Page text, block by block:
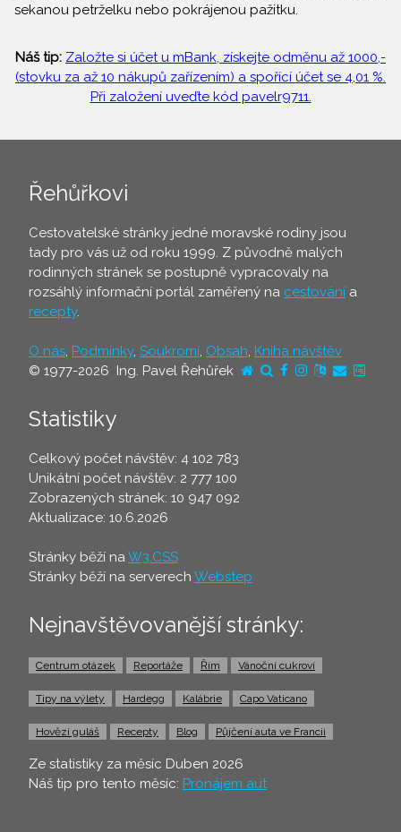
sekanou petrželku nebo pokrájenou pažitku.
Náš tip: Založte si účet u mBank, získejte odměnu až 1000,-
(stovku za až 10 nákupů zařízením) a spořící účet se 4,01 %.
Při založení uveďte kód pavelr9711.
Řehůřkovi
Cestovatelské stránky jedné moravské rodiny jsou
tady pro vás už od roku 1999. Z původně malých
rodinných stránek se postupně vypracovaly na
rozsáhlý informační portál zaměřený na cestování a
recepty.
O nás, Podmínky, Soukromí, Obsah, Kniha návštěv
© 1977-2026 Ing. Pavel Řehůřek
Statistiky
Celkový počet návštěv: 4 102 783
Unikátní počet návštěv: 2 777 100
Zobrazených stránek: 10 947 092
Aktualizace: 10.6.2026
Stránky běží naW3.CSS
Stránky běží na serverech Webstep
Nejnavštěvovanější stránky:
Centrum otázek Reportáže Řím Vánoční cukroví
Tipy na výlety Hardegg Kalábrie Capo Vaticano
Hovězí guláš Recepty Blog Půjčení auta ve Francii
Ze statistiky za měsíc Duben 2026
Náš tip pro tento měsíc: Pronájem aut